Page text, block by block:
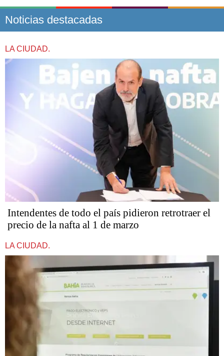
Noticias destacadas
LA CIUDAD.
Intendentes de todo el país pidieron retrotraer el
precio de la nafta al 1 de marzo
LA CIUDAD.